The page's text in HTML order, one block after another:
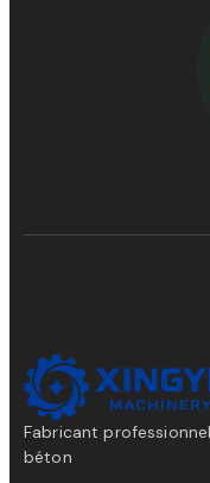
Fabricant
béton